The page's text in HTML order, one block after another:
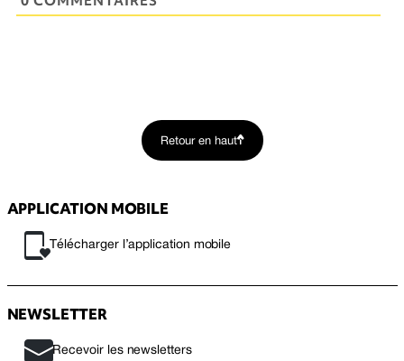
Retour en haut
APPLICATION MOBILE
Télécharger l’application mobile
NEWSLETTER
Recevoir les newsletters